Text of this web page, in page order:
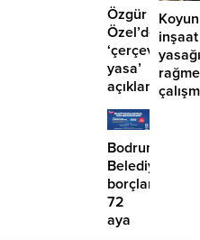
Özgür
Özel’den
‘çerçeve
yasa’
açıklaması:
‘İmza
atma
çabamız
yok’
inşaat
Bodrum
borçlara
72
aya